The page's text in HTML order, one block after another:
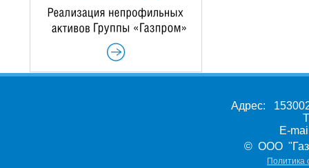
Адрес:
E-
© ООО
Политика